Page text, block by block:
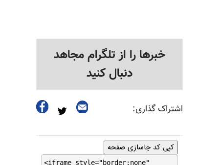
خبرها را از تلگرام مجاهد
دنبال کنید
اشتراک گذاری:
کپی کد جاسازی صفحه
<iframe style="border:none"